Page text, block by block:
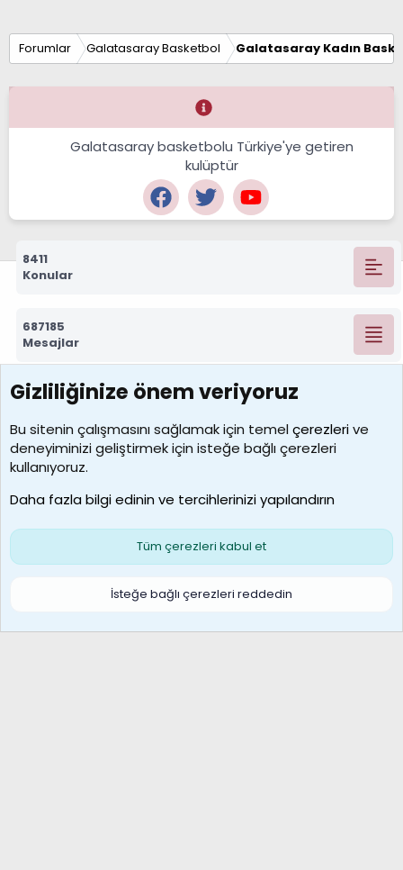
Forumlar Galatasaray Basketbol Galatasaray Kadın
Galatasaray basketbolu Türkiye'ye getiren
kulüptür
8411
Konular
687185
Mesajlar
7388
Kullanıcılar
borabekirogluu
Son üye
Çerezler
S
Gizliliğinize önem veriyoruz
Bu sitenin çalışmasını sağlamak için temelçerezlerive
deneyiminizi geliştirmek için isteğe bağlı çerezleri
kullanıyoruz.
Daha fazla bilgi edinin ve tercihlerinizi yapılandırın
Tüm çerezleri kabul et
İsteğe bağlı çerezleri reddedin